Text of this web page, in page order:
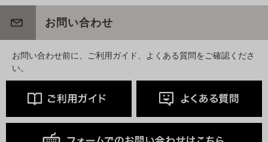
お問い合わせ
お問い合わせ前に、ご利用ガイド、よくある質問をご確認くださ
い。